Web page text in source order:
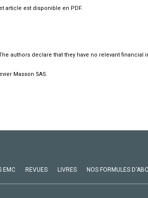
article est disponible en PDF.
authors declare that they have no relevant financial
Masson SAS.
EMC REVUES LIVRES NOS FORMULES